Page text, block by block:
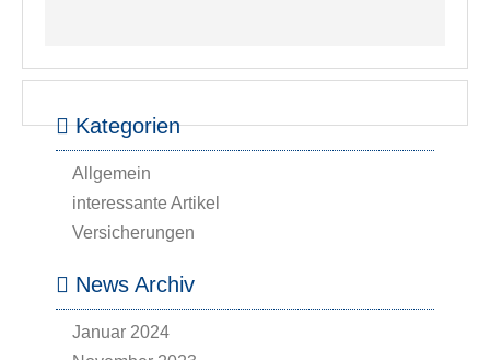
Kategorien
Allgemein
interessante Artikel
Versicherungen
News Archiv
Januar 2024